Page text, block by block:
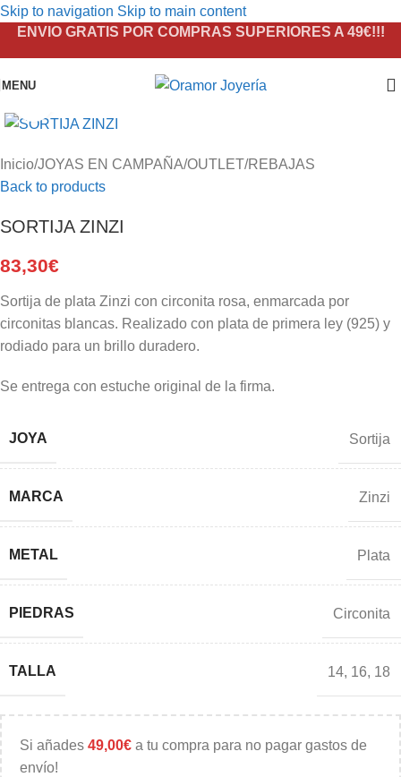
Skip to navigation Skip to main content
ENVIO GRATIS POR COMPRAS SUPERIORES A 49€!!!
MENU
Inicio/JOYAS EN CAMPAÑA/OUTLET/REBAJAS
Back to products
SORTIJA ZINZI
83,30€
Sortija de plata Zinzi con circonita rosa, enmarcada por
circonitas blancas. Realizado con plata de primera ley (925) y
rodiado para un brillo duradero.
Se entrega con estuche original de la firma.
JOYA Sortija
MARCA Zinzi
METAL Plata
PIEDRAS Circonita
TALLA 14, 16, 18
Si añades 49,00€ a tu compra para no pagar gastos de
envío!